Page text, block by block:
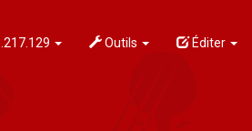
Outils Éditer